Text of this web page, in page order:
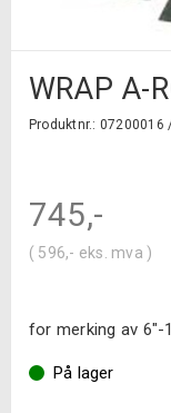
WRAP A-
Produktnr.:
745,-
( 596,- eks. mva )
for merking av 6″-
På lager